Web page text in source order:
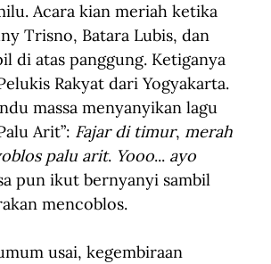
Acara kian meriah ketika
Trisno, Batara Lubis, dan
di atas panggung. Ketiganya
Rakyat dari Yogyakarta.
massa menyanyikan lagu
Arit”: Fajar di timur, merah
palu arit. Yooo... ayo
pun ikut bernyanyi sambil
mencoblos.
usai, kegembiraan